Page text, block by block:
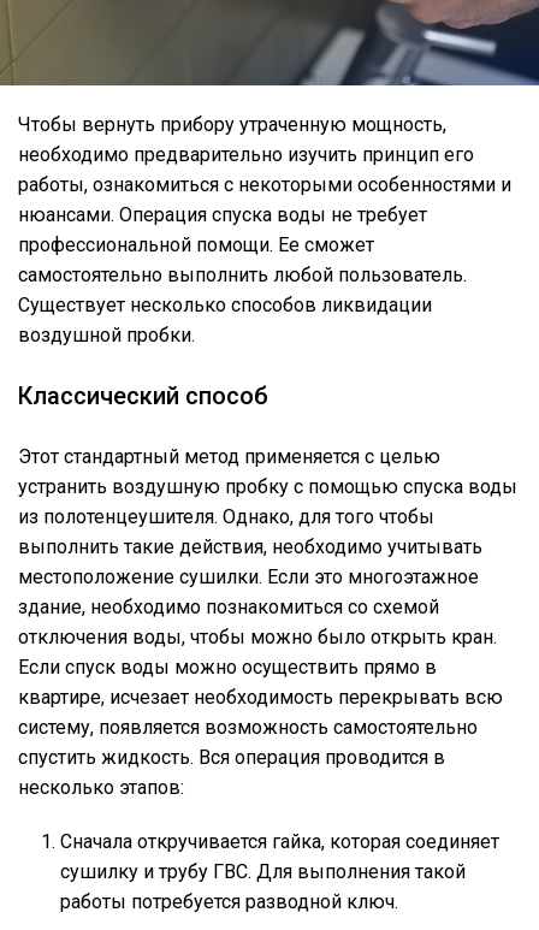
Чтобы вернуть прибору утраченную мощность,
необходимо предварительно изучить принцип его
работы, ознакомиться с некоторыми особенностями и
нюансами. Операция спуска воды не требует
профессиональной помощи. Ее сможет
самостоятельно выполнить любой пользователь.
Существует несколько способов ликвидации
воздушной пробки.
Классический способ
Этот стандартный метод применяется с целью
устранить воздушную пробку с помощью спуска воды
из полотенцеушителя. Однако, для того чтобы
выполнить такие действия, необходимо учитывать
местоположение сушилки. Если это многоэтажное
здание, необходимо познакомиться со схемой
отключения воды, чтобы можно было открыть кран.
Если спуск воды можно осуществить прямо в
квартире, исчезает необходимость перекрывать всю
систему, появляется возможность самостоятельно
спустить жидкость. Вся операция проводится в
несколько этапов:
Сначала откручивается гайка, которая соединяет
сушилку и трубу ГВС. Для выполнения такой
работы потребуется разводной ключ.